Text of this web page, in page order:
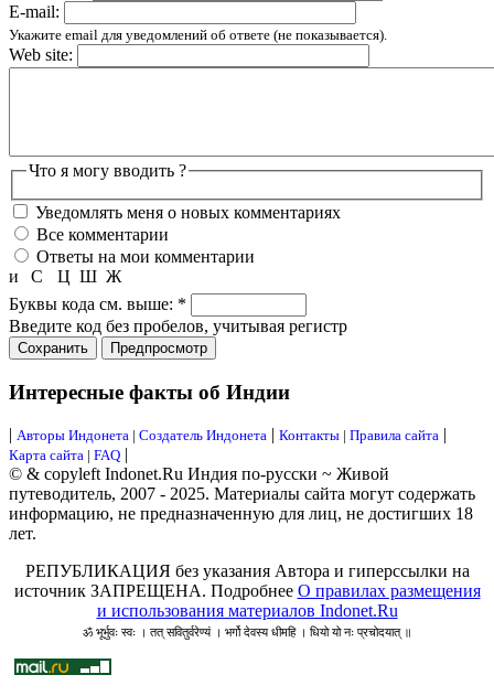
E-mail:
Укажите email для уведомлений об ответе (не показывается).
Web site:
Что я могу вводить ?
Уведомлять меня о новых комментариях
Все комментарии
Ответы на мои комментарии
и
С Ц Ш Ж
Буквы кода см. выше: *
Введите код без пробелов, учитывая регистр
Интересные факты об Индии
| Авторы Индонета | Создатель Индонета | Контакты | Правила сайта |
Карта сайта | FAQ |
© & copyleft Indonet.Ru Индия по-русски ~ Живой
путеводитель, 2007 - 2025. Материалы сайта могут содержать
информацию, не предназначенную для лиц, не достигших 18
лет.
РЕПУБЛИКАЦИЯ без указания Автора и гиперссылки на
источник ЗАПРЕЩЕНА. Подробнее О правилах размещения
и использования материалов Indonet.Ru
ॐ भूर्भुवः स्वः । तत् सवितुर्वरेण्यं । भर्गो देवस्य धीमहि । धियो यो नः प्रचोदयात् ॥